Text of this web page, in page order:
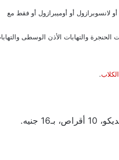
لانسوبرازول أو أوميبرازول أو فقط مع
الحنجرة والتهابات الأذن الوسطى
الكلاب.
تركيز 500 مجم، 69 جنيه، ومن بدائله: كيونولوراكس، 10 أقراص بـ10 جنيه. سيبروفلوكساسين سيديكو، 10 أقراص، بـ16 جنيه.